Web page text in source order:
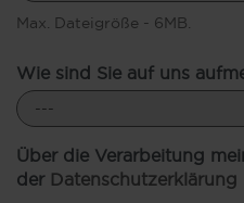
Max. Dateigröße - 6MB.
Wie sind Sie auf uns
Über die Verarbeitung
der Datenschutzerklärung